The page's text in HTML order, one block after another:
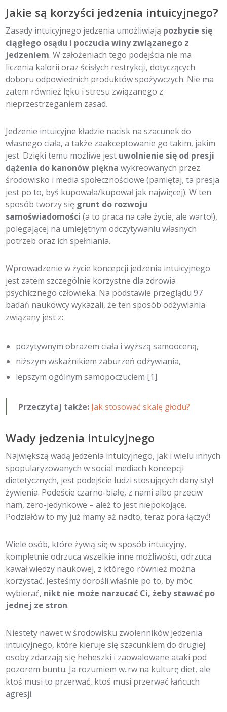
Jakie są korzyści jedzenia intuicyjnego?
Zasady intuicyjnego jedzenia umożliwiają pozbycie się
ciągłego osądu i poczucia winy związanego z
jedzeniem. W założeniach tego podejścia nie ma
liczenia kalorii oraz ścisłych restrykcji, dotyczących
doboru odpowiednich produktów spożywczych. Nie ma
zatem również lęku i stresu związanego z
nieprzestrzeganiem zasad.
Jedzenie intuicyjne kładzie nacisk na szacunek do
własnego ciała, a także zaakceptowanie go takim, jakim
jest. Dzięki temu możliwe jest uwolnienie się od presji
dążenia do kanonów piękna wykreowanych przez
środowisko i media społecznościowe (pamiętaj, ta presja
jest po to, byś kupowała/kupował jak najwięcej). W ten
sposób tworzy się grunt do rozwoju
samoświadomości (a to praca na całe życie, ale warto!),
polegającej na umiejętnym odczytywaniu własnych
potrzeb oraz ich spełniania.
Wprowadzenie w życie koncepcji jedzenia intuicyjnego
jest zatem szczególnie korzystne dla zdrowia
psychicznego człowieka. Na podstawie przeglądu 97
badań naukowcy wykazali, że ten sposób odżywiania
związany jest z:
pozytywnym obrazem ciała i wyższą samooceną,
niższym wskaźnikiem zaburzeń odżywiania,
lepszym ogólnym samopoczuciem [1].
Przeczytaj także: Jak stosować skalę głodu?
Wady jedzenia intuicyjnego
Największą wadą jedzenia intuicyjnego, jak i wielu innych
spopularyzowanych w social mediach koncepcji
dietetycznych, jest podejście ludzi stosujących dany styl
żywienia. Podeście czarno-białe, z nami albo przeciw
nam, zero-jedynkowe – ależ to jest niepokojące.
Podziałów to my już mamy aż nadto, teraz pora łączyć!
Wiele osób, które żywią się w sposób intuicyjny,
kompletnie odrzuca wszelkie inne możliwości, odrzuca
kawał wiedzy naukowej, z którego również można
korzystać. Jesteśmy dorośli właśnie po to, by móc
wybierać, nikt nie może narzucać Ci, żeby stawać po
jednej ze stron.
Niestety nawet w środowisku zwolenników jedzenia
intuicyjnego, które kieruje się szacunkiem do drugiej
osoby zdarzają się heheszki i zaowalowane ataki pod
pozorem buntu. Ja rozumiem w..rw na kulturę diet, ale
ktoś musi to przerwać, ktoś musi przerwać łańcuch
agresji.